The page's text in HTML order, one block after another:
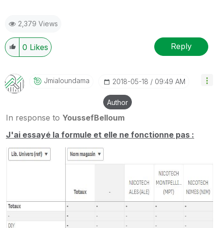
2,379 Views
0 Likes Reply
Jmialoundama ‎2018-05-18 09:49 AM
Author
In response to YoussefBelloum
J'ai essayé la formule et elle ne fonctionne pas :